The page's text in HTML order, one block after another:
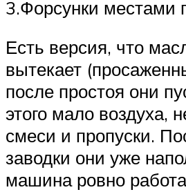
3.Форсунки местами
Есть версия, что
вытекает
после простоя они
этого мало воздуха,
смеси и пропуски.
заводки они уже
машина ровно